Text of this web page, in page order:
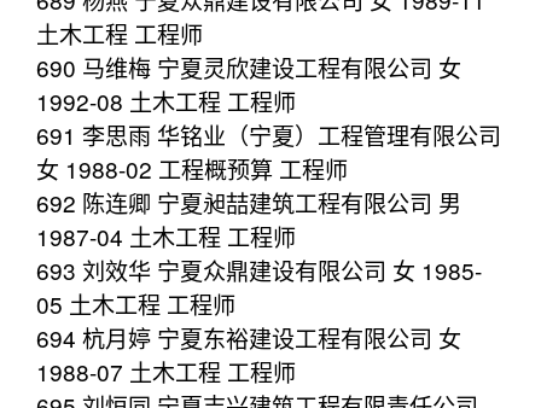
土木工程 工程师
690 马维梅 宁夏灵欣建设工程有限公司 女
1992-08 土木工程 工程师
691 李思雨 华铭业（宁夏）工程管理有限公司
女 1988-02 工程概预算 工程师
692 陈连卿 宁夏昶喆建筑工程有限公司 男
1987-04 土木工程 工程师
693 刘效华 宁夏众鼎建设有限公司 女 1985-
05 土木工程 工程师
694 杭月婷 宁夏东裕建设工程有限公司 女
1988-07 土木工程 工程师